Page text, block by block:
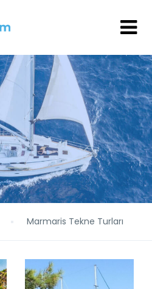
Marmaris Tekne Turları